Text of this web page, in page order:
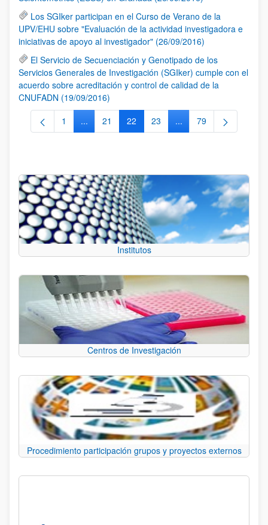
Los SGIker participan en el Curso de Verano de la
UPV/EHU sobre "Evaluación de la actividad investigadora e
iniciativas de apoyo al investigador" (26/09/2016)
El Servicio de Secuenciación y Genotipado de los
Servicios Generales de Investigación (SGIker) cumple con el
acuerdo sobre acreditación y control de calidad de la
CNUFADN (19/09/2016)
Página
1 ...Páginas intermedias Use TAB para desplazarse.
Página
21 Página
22 Página
23 ...Páginas intermedias
Página
79
Institutos
Centros de Investigación
Procedimiento participación grupos y proyectos externos